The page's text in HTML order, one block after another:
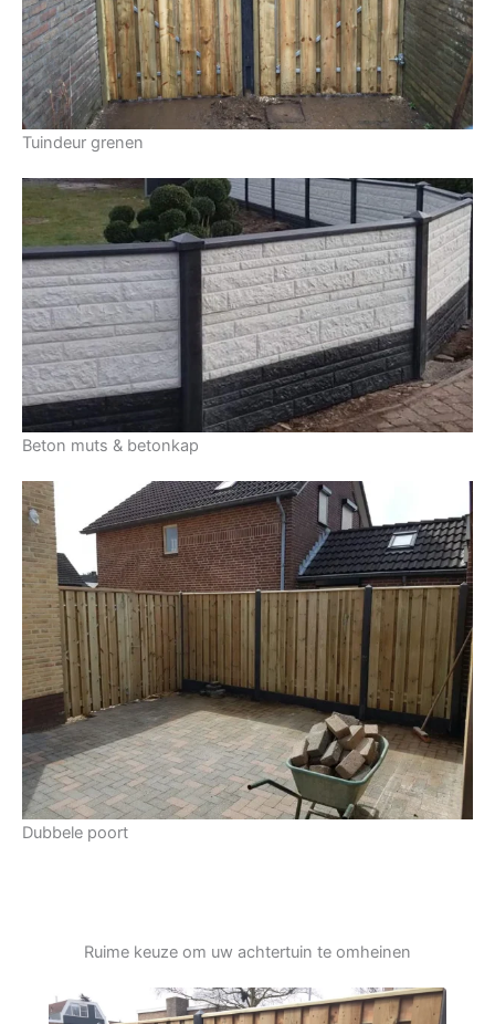
Tuindeur grenen
Beton muts & betonkap
Dubbele poort
Ruime keuze om uw achtertuin te omheinen